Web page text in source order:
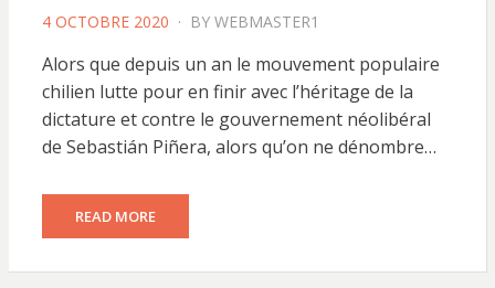
POSTED
4 OCTOBRE 2020 BY WEBMASTER1
Alors que depuis un an le mouvement populaire
chilien lutte pour en finir avec l’héritage de la
dictature et contre le gouvernement néolibéral
de Sebastián Piñera, alors qu’on ne dénombre…
READ MORE